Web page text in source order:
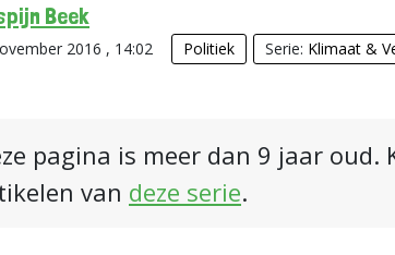
Beek
2016 , 14:02 Politiek Serie: Klimaat &
pagina is meer dan 9 jaar
van deze serie.